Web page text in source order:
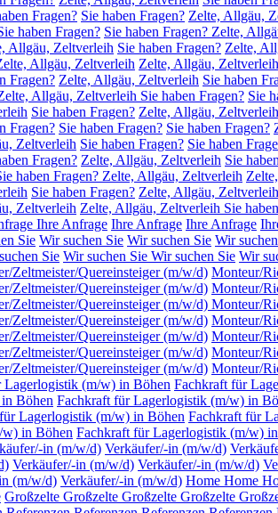
Fragen? Sie haben Fragen? Zelte, Allgäu,
haben Fragen? Sie haben Fragen? Zelte,
Allgäu, Zeltverleih Sie haben Fragen? Zelte,
Allgäu, Zeltverleih Zelte, Allgäu,
Fragen? Zelte, Allgäu, Zeltverleih Sie haben
Allgäu, Zeltverleih Sie haben Fragen? Sie
Sie haben Fragen? Zelte, Allgäu, Zeltverleih
Fragen? Sie haben Fragen? Sie haben Fragen?
Zeltverleih Sie haben Fragen? Sie haben
Fragen? Zelte, Allgäu, Zeltverleih Sie
haben Fragen? Zelte, Allgäu, Zeltverleih
Sie haben Fragen? Zelte, Allgäu, Zeltverleih
Zeltverleih Zelte, Allgäu, Zeltverleih Sie
Ihre Anfrage Ihre Anfrage Ihre Anfrage
Sie Wir suchen Sie Wir suchen Sie Wir
Sie Wir suchen Sie Wir suchen Sie Wir
Zeltmeister/Quereinsteiger (m/w/d) Monteur/
Zeltmeister/Quereinsteiger (m/w/d) Monteur/
Zeltmeister/Quereinsteiger (m/w/d) Monteur/
Zeltmeister/Quereinsteiger (m/w/d) Monteur/
Zeltmeister/Quereinsteiger (m/w/d) Monteur/
Zeltmeister/Quereinsteiger (m/w/d) Monteur/
Zeltmeister/Quereinsteiger (m/w/d) Monteur/
Lagerlogistik (m/w) in Böhen Fachkraft für
Böhen Fachkraft für Lagerlogistik (m/w) in
Lagerlogistik (m/w) in Böhen Fachkraft für
in Böhen Fachkraft für Lagerlogistik (m/w)
in (m/w/d) Verkäufer/-in (m/w/d)
Verkäufer/-in (m/w/d) Verkäufer/-in (m/w/d)
(m/w/d) Verkäufer/-in (m/w/d) Home Home
Großzelte Großzelte Großzelte Großzelte